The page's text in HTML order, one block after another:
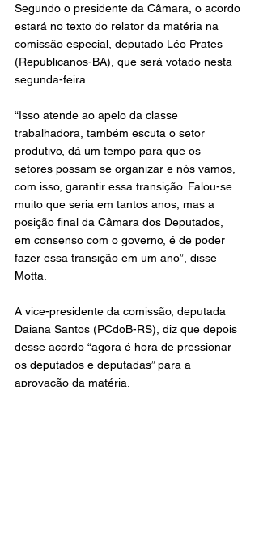
Segundo o presidente da Câmara, o acordo
estará no texto do relator da matéria na
comissão especial, deputado Léo Prates
(Republicanos-BA), que será votado nesta
segunda-feira.
“Isso atende ao apelo da classe
trabalhadora, também escuta o setor
produtivo, dá um tempo para que os
setores possam se organizar e nós vamos,
com isso, garantir essa transição. Falou-se
muito que seria em tantos anos, mas a
posição final da Câmara dos Deputados,
em consenso com o governo, é de poder
fazer essa transição em um ano”, disse
Motta.
A vice-presidente da comissão, deputada
Daiana Santos (PCdoB-RS), diz que depois
desse acordo “agora é hora de pressionar
os deputados e deputadas” para a
aprovação da matéria.